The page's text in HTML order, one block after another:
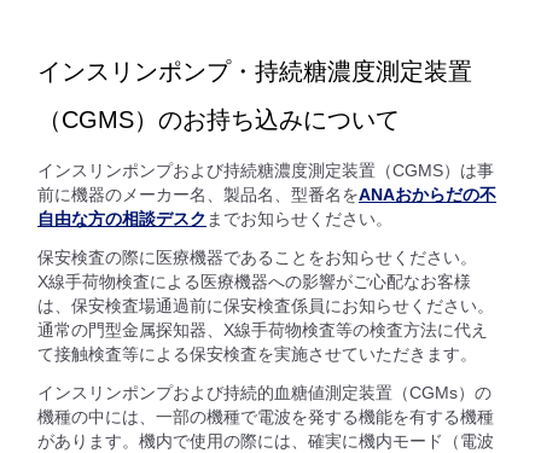
インスリンポンプ・持続糖濃度測定装置
（CGMS）のお持ち込みについて
インスリンポンプおよび持続糖濃度測定装置（CGMS）は事
前に機器のメーカー名、製品名、型番名をANAおからだの不
自由な方の相談デスク までお知らせください。
保安検査の際に医療機器であることをお知らせください。
X線手荷物検査による医療機器への影響がご心配なお客様
は、保安検査場通過前に保安検査係員にお知らせください。
通常の門型金属探知器、X線手荷物検査等の検査方法に代え
て接触検査等による保安検査を実施させていただきます。
インスリンポンプおよび持続的血糖値測定装置（CGMs）の
機種の中には、一部の機種で電波を発する機能を有する機種
があります。機内で使用の際には、確実に機内モード（電波